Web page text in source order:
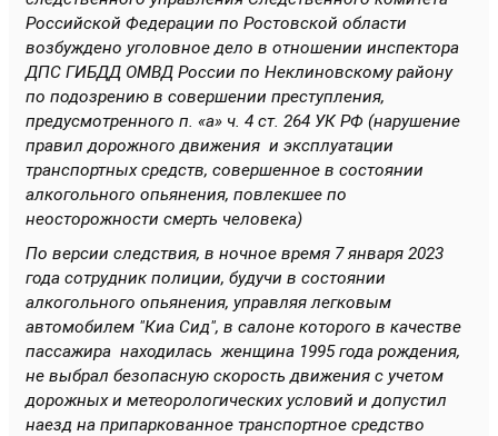
Российской Федерации по Ростовской области
возбуждено уголовное дело в отношении инспектора
ДПС ГИБДД ОМВД России по Неклиновскому району
по подозрению в совершении преступления,
предусмотренного п. «а» ч. 4 ст. 264 УК РФ (нарушение
правил дорожного движения и эксплуатации
транспортных средств, совершенное в состоянии
алкогольного опьянения, повлекшее по
неосторожности смерть человека)
По версии следствия, в ночное время 7 января 2023
года сотрудник полиции, будучи в состоянии
алкогольного опьянения, управляя легковым
автомобилем "Киа Сид", в салоне которого в качестве
пассажира находилась женщина 1995 года рождения,
не выбрал безопасную скорость движения с учетом
дорожных и метеорологических условий и допустил
наезд на припаркованное транспортное средство